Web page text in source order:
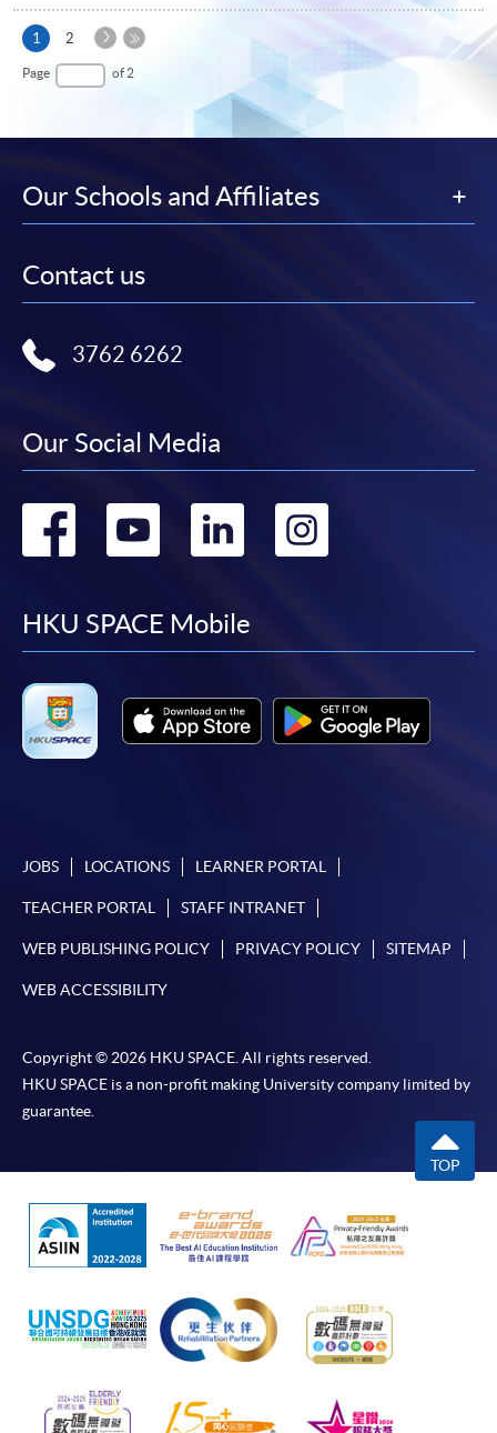
1
Current
page
2
Next
Page of 2
Our Schools and Affiliates
Contact us
3762 6262
Our Social Media
Go
facebook
Go
youtube
Go
linkedin
HKU SPACE Mobile
JOBS LOCATIONS LEARNER PORTAL
TEACHER PORTAL STAFF INTRANET
WEB PUBLISHING POLICY PRIVACY POLICY SITEMAP
WEB ACCESSIBILITY
Copyright © 2026 HKU SPACE. All rights reserved.
HKU SPACE is a non-profit making University company limited by
guarantee.
TOP